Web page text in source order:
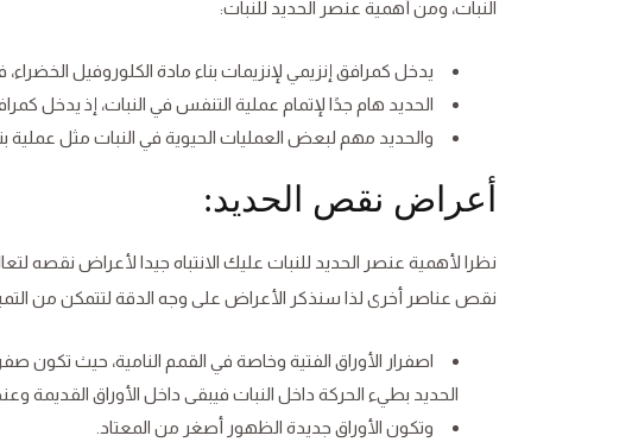
النبات، ومن أهمية عنصر الحديد للنبات:
يدخل كمرافق إنزيمي لإنزيمات بناء مادة الكلوروفيل
الحديد هام جدًا لإتمام عملية التنفس في النبات، إذ يدخل
والحديد مهم لبعض العمليات الحيوية في النبات مثل عملية
أعراض نقص الحديد:
نظرا لأهمية عنصر الحديد للنبات عليك الانتباه جيدا لأعراض
نقص عناصر أخرى لذا سنذكر الأعراض على وجه الدقة لتتمكن من
اصفرار الأوراق الفتية وخاصة في القمم النامية، حيث تكون
الحديد بطيء الحركة داخل النبات فيبقى داخل الأوراق
وتكون الأوراق جديدة الظهور أصغر من المعتاد.